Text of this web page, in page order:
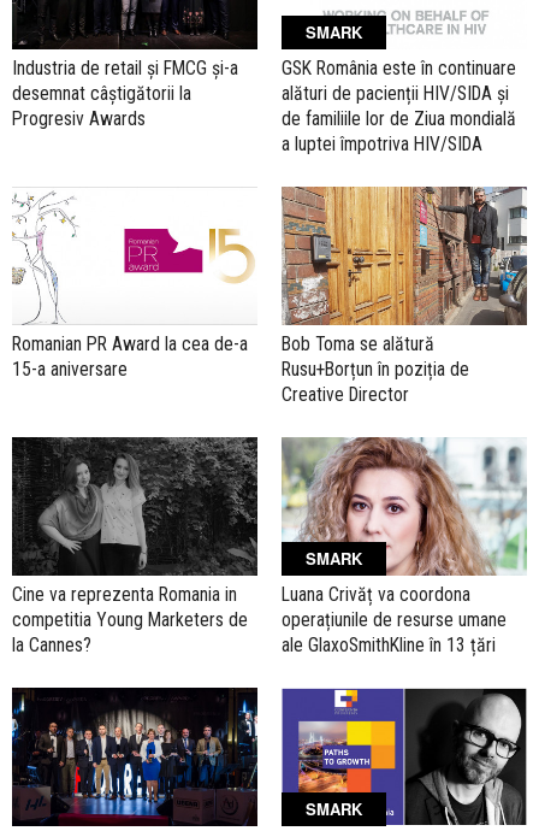
Industria de retail și FMCG și-a
desemnat câștigătorii la
Progresiv Awards
SMARK
GSK România este în continuare
alături de pacienții HIV/SIDA și
de familiile lor de Ziua mondială
a luptei împotriva HIV/SIDA
Romanian PR Award la cea de-a
15-a aniversare
Bob Toma se alătură
Rusu+Borțun în poziția de
Creative Director
Cine va reprezenta Romania in
competitia Young Marketers de
la Cannes?
SMARK
Luana Crivăț va coordona
operațiunile de resurse umane
ale GlaxoSmithKline în 13 țări
SMARK